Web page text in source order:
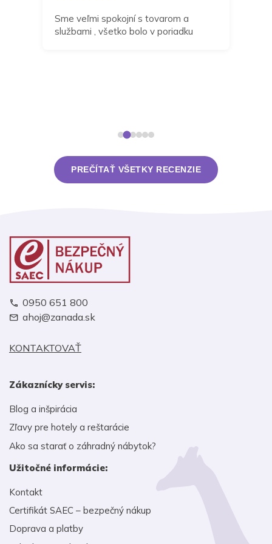
Sme veľmi spokojní s tovarom a
službami , všetko bolo v poriadku
PREČÍTAŤ VŠETKY RECENZIE
Užitočné informácie:
Kontakt
Certifikát SAEC – bezpečný nákup
Doprava a platby
Zákaznícky servis:
Blog a inšpirácia
Zľavy pre hotely a reštarácie
Ako sa starať o záhradný nábytok?
0950 651 800
ahoj@zanada.sk
KONTAKTOVAŤ